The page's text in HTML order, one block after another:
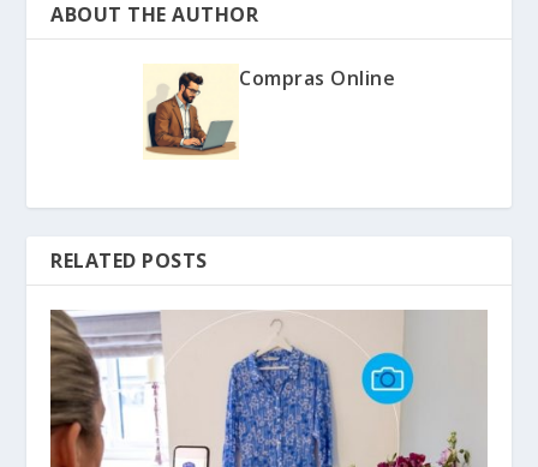
ABOUT THE AUTHOR
Compras Online
RELATED POSTS